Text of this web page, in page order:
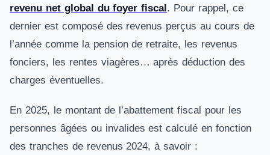
revenu net global du foyer fiscal. Pour rappel, ce
dernier est composé des revenus perçus au cours de
l’année comme la pension de retraite, les revenus
fonciers, les rentes viagères… après déduction des
charges éventuelles.
En 2025, le montant de l’abattement fiscal pour les
personnes âgées ou invalides est calculé en fonction
des tranches de revenus 2024, à savoir :